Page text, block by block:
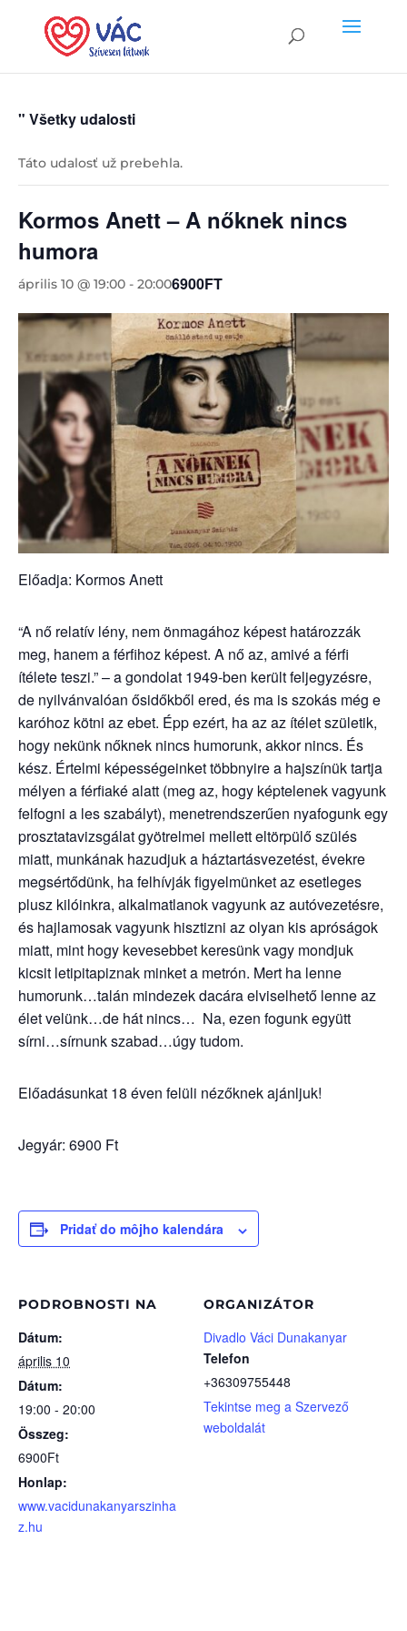
" Všetky udalosti
Táto udalosť už prebehla.
Kormos Anett – A nőknek nincs
humora
április 10 @ 19:00 - 20:006900FT
Előadja: Kormos Anett
“A nő relatív lény, nem önmagához képest határozzák
meg, hanem a férfihoz képest. A nő az, amivé a férfi
ítélete teszi.” – a gondolat 1949-ben került feljegyzésre,
de nyilvánvalóan ősidőkből ered, és ma is szokás még e
karóhoz kötni az ebet. Épp ezért, ha az az ítélet születik,
hogy nekünk nőknek nincs humorunk, akkor nincs. És
kész. Értelmi képességeinket többnyire a hajszínük tartja
mélyen a férfiaké alatt (meg az, hogy képtelenek vagyunk
felfogni a les szabályt), menetrendszerűen nyafogunk egy
prosztatavizsgálat gyötrelmei mellett eltörpülő szülés
miatt, munkának hazudjuk a háztartásvezetést, évekre
megsértődünk, ha felhívják figyelmünket az esetleges
plusz kilóinkra, alkalmatlanok vagyunk az autóvezetésre,
és hajlamosak vagyunk hisztizni az olyan kis apróságok
miatt, mint hogy kevesebbet keresünk vagy mondjuk
kicsit letipitapiznak minket a metrón. Mert ha lenne
humorunk…talán mindezek dacára elviselhető lenne az
élet velünk…de hát nincs… Na, ezen fogunk együtt
sírni…sírnunk szabad…úgy tudom.
Előadásunkat 18 éven felüli nézőknek ajánljuk!
Jegyár: 6900 Ft
Pridať do môjho kalendára
PODROBNOSTI NA
Dátum:
április 10
Dátum:
19:00 - 20:00
Összeg:
6900Ft
Honlap:
www.vacidunakanyarszinha
z.hu
ORGANIZÁTOR
Divadlo Váci Dunakanyar
Telefon
+36309755448
Tekintse meg a Szervező
weboldalát